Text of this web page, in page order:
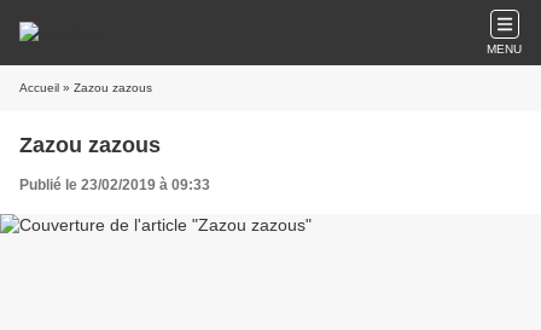
MENU
Accueil » Zazou zazous
Zazou zazous
Publié le 23/02/2019 à 09:33